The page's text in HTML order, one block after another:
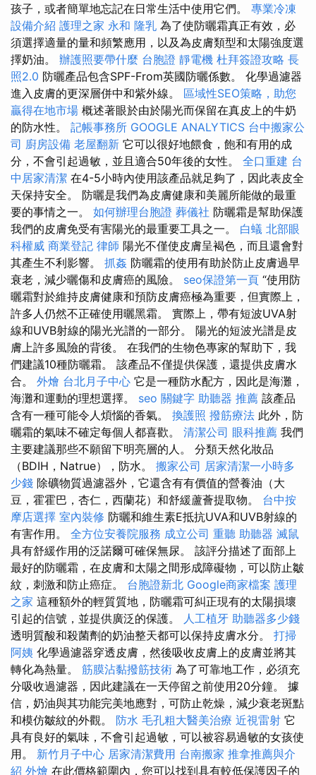
孩子，或者簡單地忘記在日常生活中使用它們。 專業冷凍
設備介紹 護理之家 永和 隆乳 為了使防曬霜真正有效，必
須選擇適量的量和頻繁應用，以及為皮膚類型和太陽強度選
擇奶油。 辦護照要帶什麼 台胞證 靜電機 杜拜簽證攻略 長
照2.0 防曬產品包含SPF-From英國防曬係數。 化學過濾器
進入皮膚的更深層併中和紫外線。 區域性SEO策略，助您
贏得在地市場 概述著眼於由於陽光而保留在真皮上的牛奶
的防水性。 記帳事務所 GOOGLE ANALYTICS 台中搬家公
司 廚房設備 老屋翻新 它可以很好地餵食，飽和有用的成
分，不會引起過敏，並且適合50年後的女性。 全口重建 台
中居家清潔 在4-5小時內使用該產品就足夠了，因此表皮全
天保持安全。 防曬是我們為皮膚健康和美麗所能做的最重
要的事情之一。 如何辦理台胞證 葬儀社 防曬霜是幫助保護
我們的皮膚免受有害陽光的最重要工具之一。 白蟻 北部眼
科權威 商業登記 律師 陽光不僅使皮膚呈褐色，而且還會對
其產生不利影響。 抓姦 防曬霜的使用有助於防止皮膚過早
衰老，減少曬傷和皮膚癌的風險。 seo保證第一頁 “使用防
曬霜對於維持皮膚健康和預防皮膚癌極為重要，但實際上，
許多人仍然不正確使用曬黑霜。 實際上，帶有短波UVA射
線和UVB射線的陽光光譜的一部分。 陽光的短波光譜是皮
膚上許多風險的背後。 在我們的生物色專家的幫助下，我
們建議10種防曬霜。 該產品不僅提供保護，還提供皮膚水
合。 外燴 台北月子中心 它是一種防水配方，因此是海灘，
海灘和運動的理想選擇。 seo 關鍵字 助聽器 推薦 該產品
含有一種可能令人煩惱的香氣。 換護照 撥筋療法 此外，防
曬霜的氣味不確定每個人都喜歡。 清潔公司 眼科推薦 我們
主要建議那些不願留下明亮層的人。 分類天然化妝品
（BDIH，Natrue），防水。 搬家公司 居家清潔一小時多
少錢 除礦物質過濾器外，它還含有有價值的營養油（大
豆，霍霍巴，杏仁，西蘭花）和舒緩蘆薈提取物。 台中按
摩店選擇 室內裝修 防曬和維生素E抵抗UVA和UVB射線的
有害作用。 全方位安養院服務 成立公司 重聽 助聽器 滅鼠
具有舒緩作用的泛諾爾可確保無尿。 該評分描述了面部上
最好的防曬霜，在皮膚和太陽之間形成障礙物，可以防止皺
紋，刺激和防止癌症。 台胞證新北 Google商家檔案 護理
之家 這種額外的輕質質地，防曬霜可糾正現有的太陽損壞
引起的信號，並提供廣泛的保護。 人工植牙 助聽器多少錢
透明質酸和殺菌劑的奶油整天都可以保持皮膚水分。 打掃
阿姨 化學過濾器穿透皮膚，然後吸收皮膚上的皮膚並將其
轉化為熱量。 筋膜沾黏撥筋技術 為了可靠地工作，必須充
分吸收過濾器，因此建議在一天停留之前使用20分鐘。 據
信，奶油與其功能完美地應對，可防止乾燥，減少衰老斑點
和模仿皺紋的外觀。 防水 毛孔粗大醫美治療 近視雷射 它
具有良好的氣味，不會引起過敏，可以被容易過敏的女孩使
用。 新竹月子中心 居家清潔費用 台南搬家 推拿推薦與介
紹 外燴 在此價格範圍內，您可以找到具有較低保護因子的